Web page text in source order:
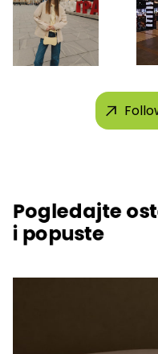
Pogledajte
i popuste